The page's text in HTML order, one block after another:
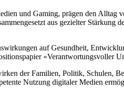
und Gaming, prägen den
aus gezielter Stärkung
auf Gesundheit,
«Verantwortungsvoller
der Familien, Politik, Schulen,
Nutzung digitaler Medien